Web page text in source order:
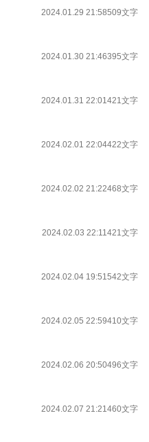
2024.01.29 21:58509文字
2024.01.30 21:46395文字
2024.01.31 22:01421文字
2024.02.01 22:04422文字
2024.02.02 21:22468文字
2024.02.03 22:11421文字
2024.02.04 19:51542文字
2024.02.05 22:59410文字
2024.02.06 20:50496文字
2024.02.07 21:21460文字